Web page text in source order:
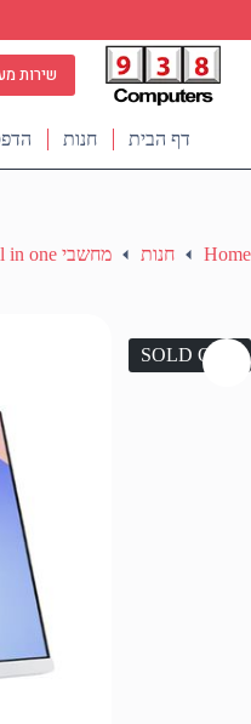
content
שירות
דף הבית
חנות
Home חנות מחשבי All in one
SOLD OUT